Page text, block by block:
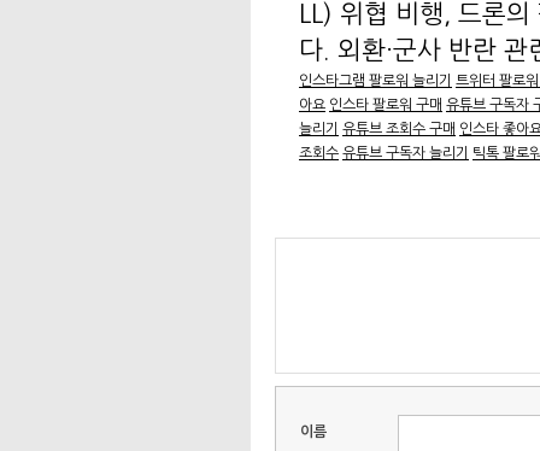
LL) 위협 비행, 드론
다. 외환·군사 반란
인스타그램 팔로워 늘리기
트위터 팔로
아요 인스타 팔로워 구매 유튜브 구독자
늘리기
유튜브 조회수 구매 인스타 좋아
조회수 유튜브 구독자 늘리기 틱톡 팔로
이름